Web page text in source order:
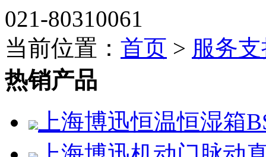
021-80310061
当前位置： 首页 > 服务
热销产品
上海博迅恒温恒湿箱